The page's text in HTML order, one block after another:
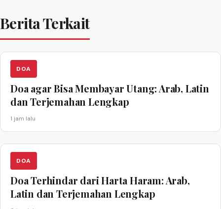
Berita Terkait
DOA
Doa agar Bisa Membayar Utang: Arab, Latin
dan Terjemahan Lengkap
1 jam lalu
DOA
Doa Terhindar dari Harta Haram: Arab,
Latin dan Terjemahan Lengkap